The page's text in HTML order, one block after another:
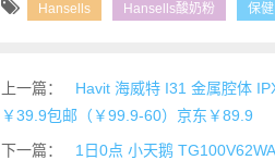
Hansells Hansells酸奶粉 保健
上一篇：
Havit 海威特 I31 金属腔体
￥39.9包邮（￥99.9-60）京东￥89.9
下一篇：
1日0点 小天鹅